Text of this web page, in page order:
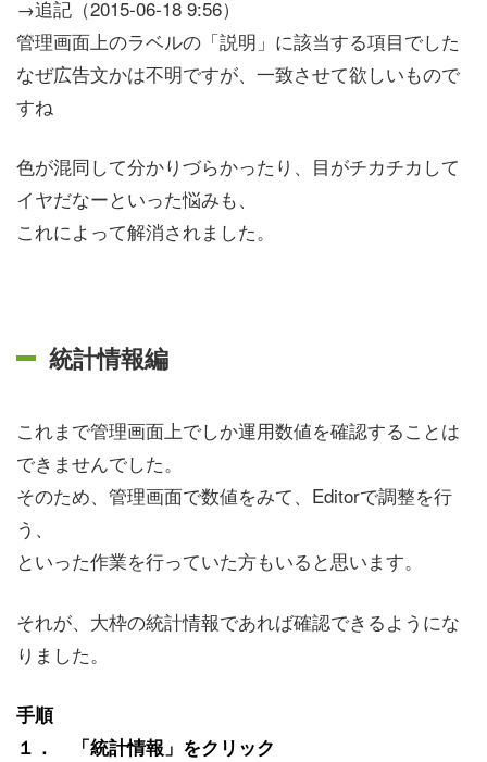
→追記（2015-06-18 9:56）
管理画面上のラベルの「説明」に該当する項目でした
なぜ広告文かは不明ですが、一致させて欲しいもので
すね
色が混同して分かりづらかったり、目がチカチカして
イヤだなーといった悩みも、
これによって解消されました。
統計情報編
これまで管理画面上でしか運用数値を確認することは
できませんでした。
そのため、管理画面で数値をみて、Editorで調整を行
う、
といった作業を行っていた方もいると思います。
それが、大枠の統計情報であれば確認できるようにな
りました。
手順
１． 「統計情報」をクリック